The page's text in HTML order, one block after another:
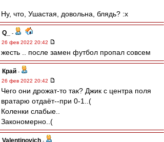
Ну, что, Ушастая, довольна, блядь? :x
Q_
-
26 фев 2022 20:42
жесть .. после замен футбол пропал совсем
Край -
26 фев 2022 20:42
Чего они дрожат-то так? Джик с центра поля
вратарю отдаёт--при 0-1..(
Коленки слабые..
Закономерно..(
Valentinovich -